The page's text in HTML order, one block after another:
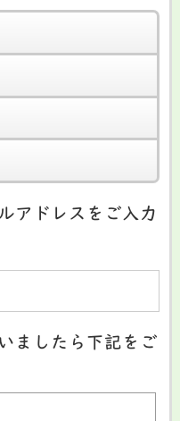
アドレスをご入力
ましたら下記をご